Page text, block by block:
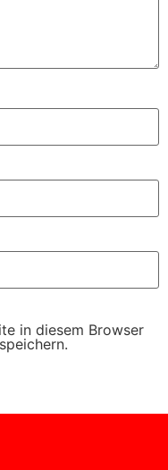
in diesem Browser